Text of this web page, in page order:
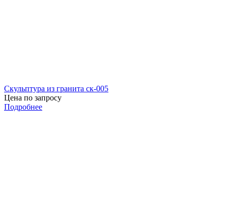
Скульптура из гранита ск-005
Цена по запросу
Подробнее